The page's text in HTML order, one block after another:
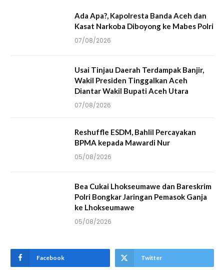
Ada Apa?, Kapolresta Banda Aceh dan
Kasat Narkoba Diboyong ke Mabes Polri
07/08/2026
Usai Tinjau Daerah Terdampak Banjir,
Wakil Presiden Tinggalkan Aceh
Diantar Wakil Bupati Aceh Utara
07/08/2026
Reshuffle ESDM, Bahlil Percayakan
BPMA kepada Mawardi Nur
05/08/2026
Bea Cukai Lhokseumawe dan Bareskrim
Polri Bongkar Jaringan Pemasok Ganja
ke Lhokseumawe
05/08/2026
Facebook Twitter